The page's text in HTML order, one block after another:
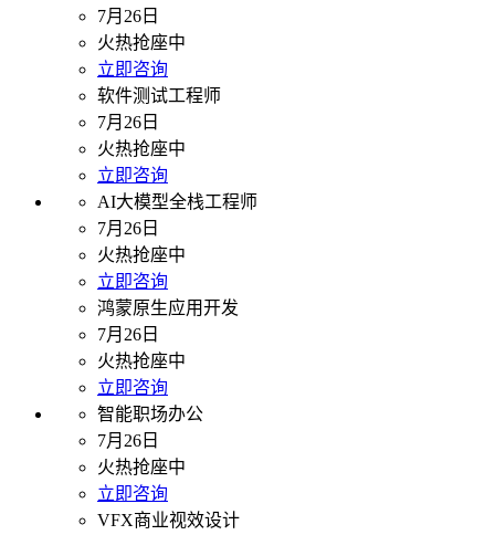
7月26日
火热抢座中
立即咨询
软件测试工程师
7月26日
火热抢座中
立即咨询
AI大模型全栈工程师
7月26日
火热抢座中
立即咨询
鸿蒙原生应用开发
7月26日
火热抢座中
立即咨询
智能职场办公
7月26日
火热抢座中
立即咨询
VFX商业视效设计